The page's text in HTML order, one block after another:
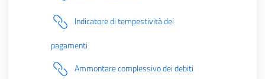
Indicatore di tempestività dei
pagamenti
Ammontare complessivo dei debiti